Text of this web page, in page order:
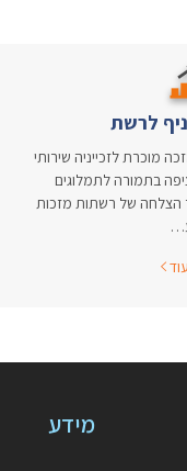
לרשת
מוכרת לזכייניה שירותי
בתמורה לתמלוגים
הצלחה של רשתות מזכות
מידע